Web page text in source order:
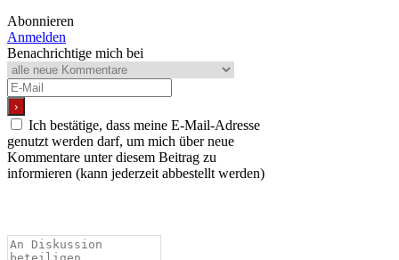
Abonnieren
Anmelden
Benachrichtige mich bei
Ich bestätige, dass meine E-Mail-Adresse
genutzt werden darf, um mich über neue
Kommentare unter diesem Beitrag zu
informieren (kann jederzeit abbestellt werden)